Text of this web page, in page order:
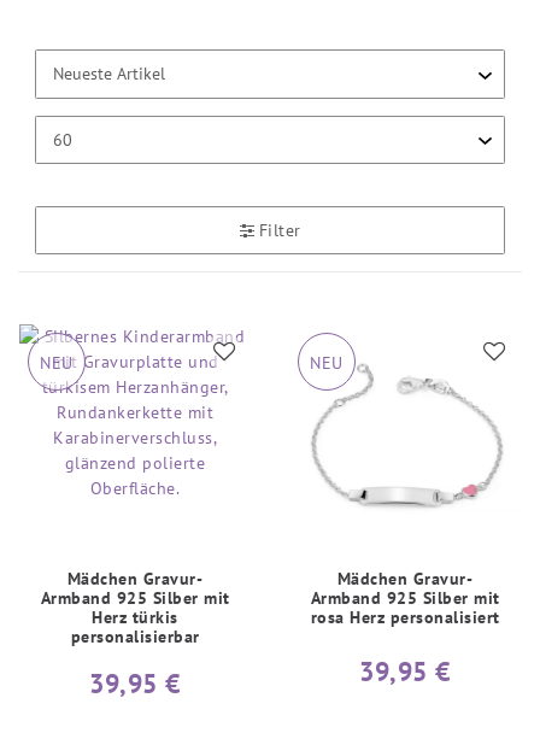
Filter
NEU
Mädchen Gravur-
Armband 925 Silber mit
Herz türkis
personalisierbar
39,95 €
NEU
Mädchen Gravur-
Armband 925 Silber mit
rosa Herz personalisiert
39,95 €